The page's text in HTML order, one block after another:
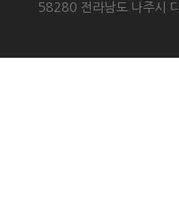
58280 전라남도 나주시